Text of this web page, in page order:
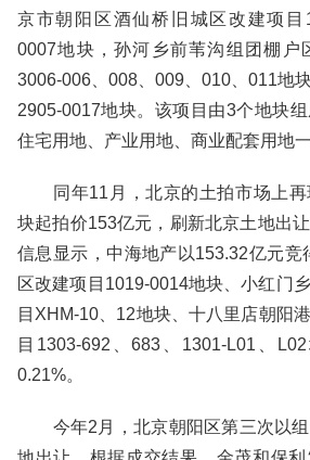
京市朝阳区酒仙桥旧城区改建项目
0007地块，孙河乡前苇沟组团棚户
3006-006、008、009、010、011地
2905-0017地块。该项目由3个地块
住宅用地、产业用地、商业配套用地
同年11月，北京的土拍市场上再
块起拍价153亿元，刷新北京土地出
信息显示，中海地产以153.32亿元竞
区改建项目1019-0014地块、小红门
目XHM-10、12地块、十八里店朝阳
目1303-692、683、1301-L01、
0.21%。
今年2月，北京朝阳区第三次以组